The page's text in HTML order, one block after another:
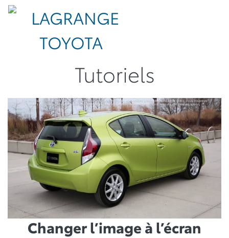
Tutoriels
Changer l’image à l’écran